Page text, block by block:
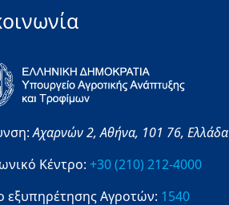
Αχαρνών 2,Αθήνα, 101 76, Ελλάδα
Κέντρο: +30 (210) 212-4000
εξυπηρέτησης Αγροτών: 1540